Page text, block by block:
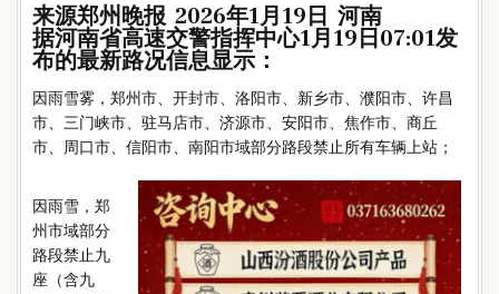
来源郑州晚报 2026年1月19日 河南
据河南省高速交警指挥中心1月19日07:01发
布的最新路况信息显示：
因雨雪雾，郑州市、开封市、洛阳市、新乡市、濮阳市、许昌
市、三门峡市、驻马店市、济源市、安阳市、焦作市、商丘
市、周口市、信阳市、南阳市域部分路段禁止所有车辆上站；
因雨雪，郑
州市域部分
路段禁止九
座（含九